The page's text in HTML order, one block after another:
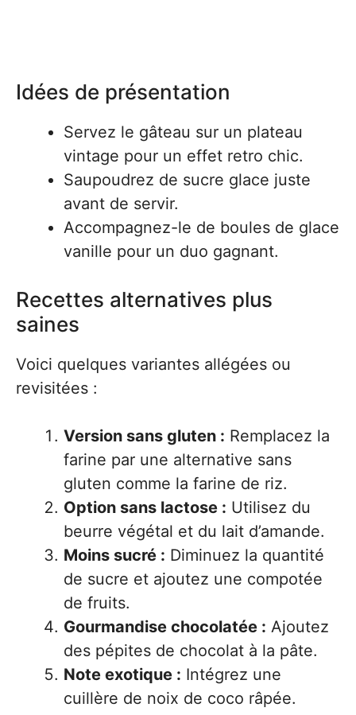
Idées de présentation
Servez le gâteau sur un plateau
vintage pour un effet retro chic.
Saupoudrez de sucre glace juste
avant de servir.
Accompagnez-le de boules de glace
vanille pour un duo gagnant.
Recettes alternatives plus
saines
Voici quelques variantes allégées ou
revisitées :
Version sans gluten : Remplacez la
farine par une alternative sans
gluten comme la farine de riz.
Option sans lactose : Utilisez du
beurre végétal et du lait d’amande.
Moins sucré : Diminuez la quantité
de sucre et ajoutez une compotée
de fruits.
Gourmandise chocolatée : Ajoutez
des pépites de chocolat à la pâte.
Note exotique : Intégrez une
cuillère de noix de coco râpée.